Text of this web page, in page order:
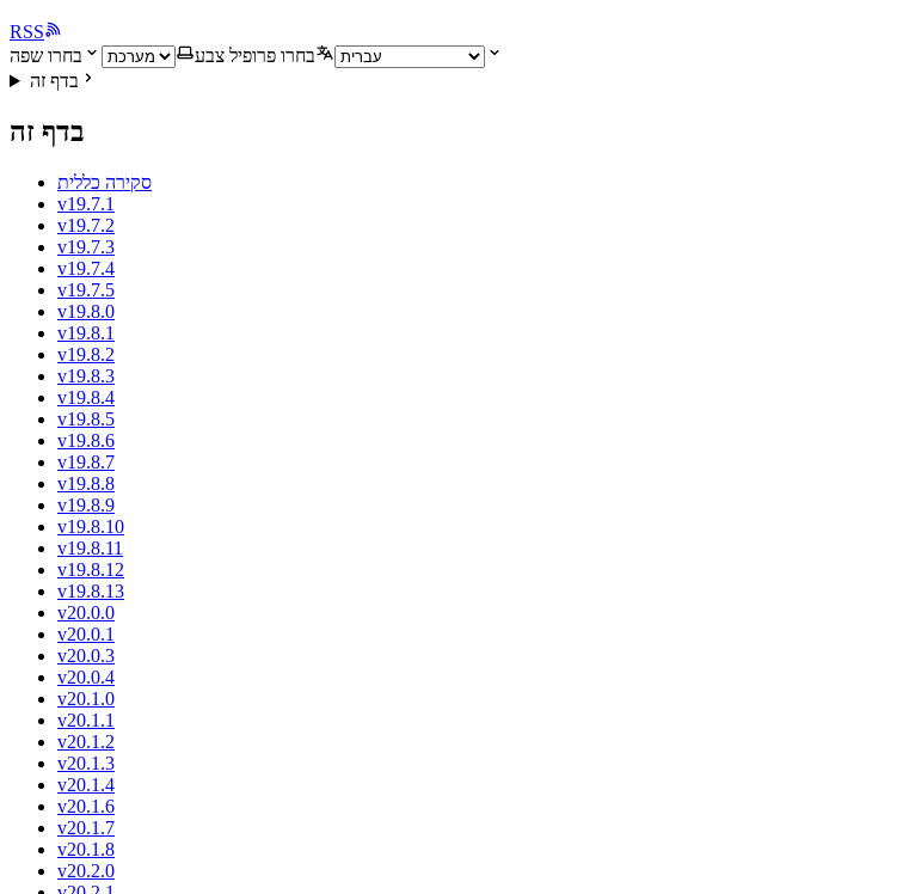
RSS
בחרו פרופיל צבע
בחרו שפה
בדף זה
בדף זה
סקירה כללית
v19.7.1
v19.7.2
v19.7.3
v19.7.4
v19.7.5
v19.8.0
v19.8.1
v19.8.2
v19.8.3
v19.8.4
v19.8.5
v19.8.6
v19.8.7
v19.8.8
v19.8.9
v19.8.10
v19.8.11
v19.8.12
v19.8.13
v20.0.0
v20.0.1
v20.0.3
v20.0.4
v20.1.0
v20.1.1
v20.1.2
v20.1.3
v20.1.4
v20.1.6
v20.1.7
v20.1.8
v20.2.0